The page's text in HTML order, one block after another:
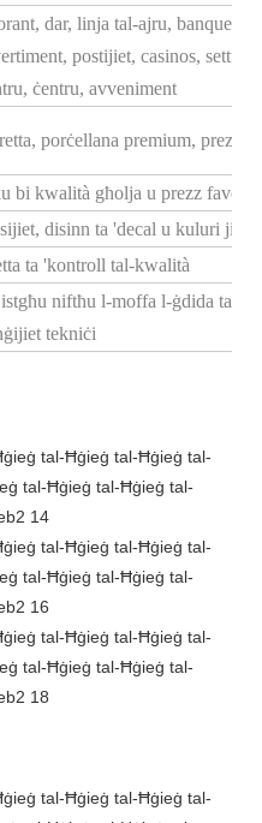
dar, linja tal-ajru, banquet,
postijiet, casinos, settur
ċentru, avveniment
porċellana premium, prezz
bi kwalità għolja u prezz
disinn ta 'decal u kuluri
ta 'kontroll tal-kwalità
niftħu l-moffa l-ġdida tas-
tekniċi